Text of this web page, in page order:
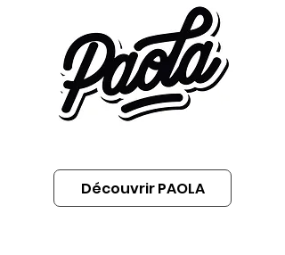
Découvrir PAOLA